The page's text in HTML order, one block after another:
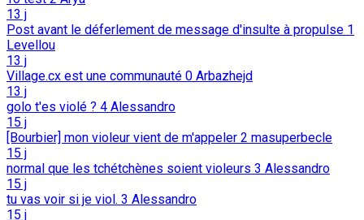
13 j
Post avant le déferlement de message d'insulte à propulse 1
Levellou
13 j
Village.cx est une communauté 0 Arbazhejd
13 j
golo t'es violé ? 4 Alessandro
15 j
[Bourbier] mon violeur vient de m'appeler 2 masuperbecle
15 j
normal que les tchétchènes soient violeurs 3 Alessandro
15 j
tu vas voir si je viol. 3 Alessandro
15 j